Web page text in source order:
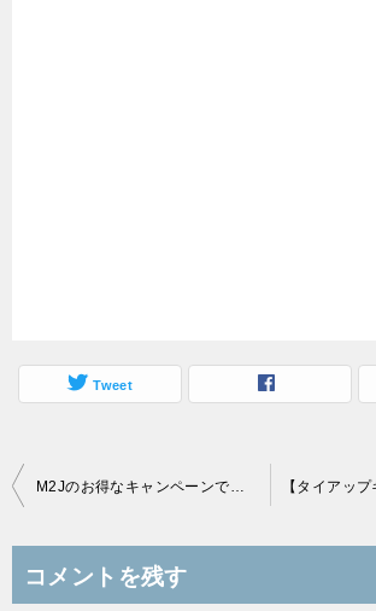
Tweet
投
ビ
M2Jのお得なキャンペーンでトラリピに興味を持つ
コメントを残す